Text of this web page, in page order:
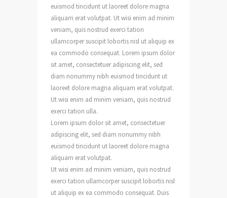
euismod tincidunt ut laoreet dolore magna
aliquam erat volutpat. Ut wisi enim ad minim
veniam, quis nostrud exerci tation
ullamcorper suscipit lobortis nisl ut aliquip ex
ea commodo consequat. Lorem ipsum dolor
sit amet, consectetuer adipiscing elit, sed
diam nonummy nibh euismod tincidunt ut
laoreet dolore magna aliquam erat volutpat.
Ut wisi enim ad minim veniam, quis nostrud
exerci tation ulla.
Lorem ipsum dolor sit amet, consectetuer
adipiscing elit, sed diam nonummy nibh
euismod tincidunt ut laoreet dolore magna
aliquam erat volutpat.
Ut wisi enim ad minim veniam, quis nostrud
exerci tation ullamcorper suscipit lobortis nisl
ut aliquip ex ea commodo consequat. Duis